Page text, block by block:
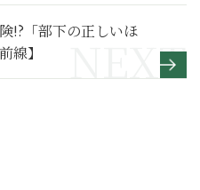
!?「部下の正しいほ
線】